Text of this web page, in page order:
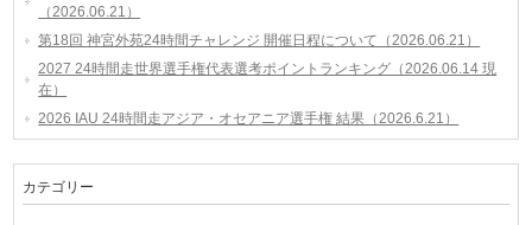
（2026.06.21）
第18回 神宮外苑24時間チャレンジ 開催日程について（2026.06.21）
2027 24時間走世界選手権代表選考ポイントランキング（2026.06.14 現
在）
2026 IAU 24時間走アジア・オセアニア選手権 結果（2026.6.21）
カテゴリー